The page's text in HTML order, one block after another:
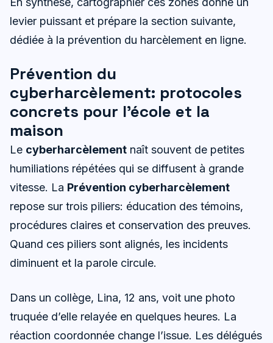
levier puissant et prépare la section suivante,
dédiée à la prévention du harcèlement en ligne.
Prévention du
cyberharcèlement: protocoles
concrets pour l’école et la
maison
Le cyberharcèlement naît souvent de petites
humiliations répétées qui se diffusent à grande
vitesse. La Prévention cyberharcèlement
repose sur trois piliers: éducation des témoins,
procédures claires et conservation des preuves.
Quand ces piliers sont alignés, les incidents
diminuent et la parole circule.
Dans un collège, Lina, 12 ans, voit une photo
truquée d’elle relayée en quelques heures. La
réaction coordonnée change l’issue. Les délégués